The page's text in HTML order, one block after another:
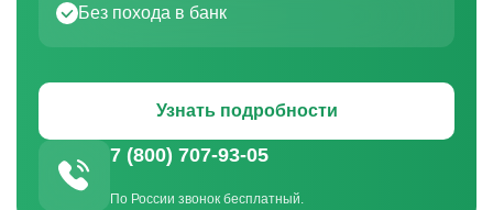
Узнать подробности
7 (800) 707-93-05
По России звонок бесплатный.
Без похода в банк